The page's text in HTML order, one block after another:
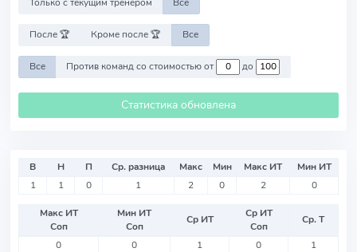
Только с текущим тренером Все
После 🏆 Кроме после 🏆 Все
Все Против команд со стоимостью от до
Статистика обновлена
В Н П Ср. разница Макс Мин Макс ИТ
Мин ИТ
1
1 0 1 2 0 2 0
Макс ИТ
Соп
Мин ИТ
Соп
Ср ИТ
Ср ИТ
Соп
Ср. Т
0
0 1 0 1